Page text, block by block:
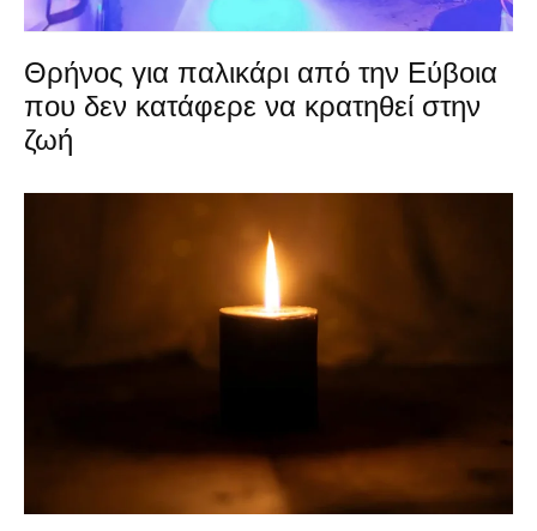
Θρήνος για παλικάρι από την Εύβοια
που δεν κατάφερε να κρατηθεί στην
ζωή